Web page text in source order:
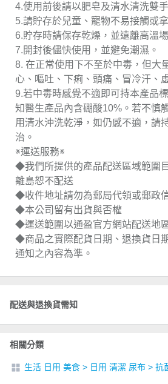
4.使用前後請以肥皂及清水清洗雙手
5.請貯存於兒童、寵物不易接觸或
6.貯存時請保存乾燥，並遠離高溫場
7.開封後儘快使用，並避免潮濕。
8. 在正常使用下不至於中毒，但大
心、嘔吐、下痢、頭痛、冒冷汗、
9.若中毒時感覺不適即可持本產品
知醫生產品內含硼酸10%。若不慎
用清水沖洗乾淨，如仍感不適，請
治。
※運送服務※
◆我們所提供的產品配送區域範圍
離島恕不配送
◆收件地址請勿為郵局代領或郵政
◆本公司留有出貨與否權
◆運送範圍以通盈官方網站配送地
◆商品之實際配貨日期、退換貨日
通知之內容為準。
配送與退換貨需知
相關分類
生活 日用 美食 > 日用 清潔 尿布 > 抗